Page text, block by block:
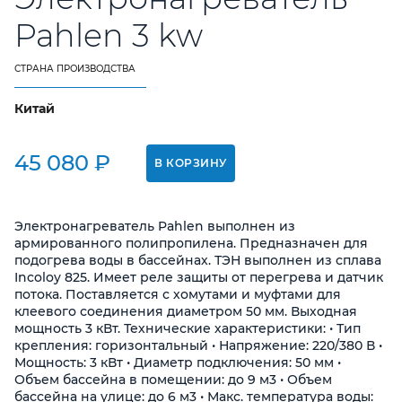
Pahlen 3 kw
СТРАНА ПРОИЗВОДСТВА
Китай
45 080 ₽ В КОРЗИНУ
Электронагреватель Pahlen выполнен из
армированного полипропилена. Предназначен для
подогрева воды в бассейнах. ТЭН выполнен из сплава
Incoloy 825. Имеет реле защиты от перегрева и датчик
потока. Поставляется с хомутами и муфтами для
клеевого соединения диаметром 50 мм. Выходная
мощность 3 кВт. Технические характеристики: • Тип
крепления: горизонтальный • Напряжение: 220/380 В •
Мощность: 3 кВт • Диаметр подключения: 50 мм •
Объем бассейна в помещении: до 9 м3 • Объем
бассейна на улице: до 6 м3 • Макс. температура воды:
+7 (8412) 25-80-65